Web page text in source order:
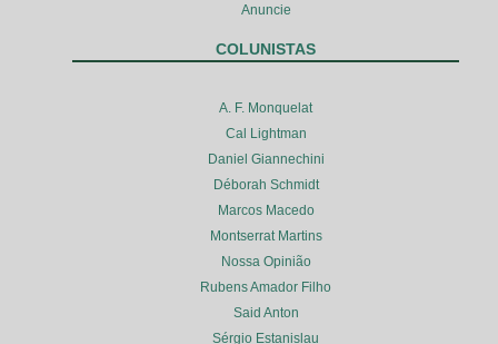
Anuncie
COLUNISTAS
A. F. Monquelat
Cal Lightman
Daniel Giannechini
Déborah Schmidt
Marcos Macedo
Montserrat Martins
Nossa Opinião
Rubens Amador Filho
Said Anton
Sérgio Estanislau